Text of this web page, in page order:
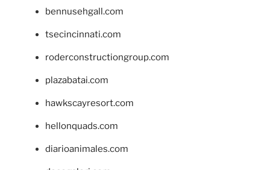
bennusehgall.com
tsecincinnati.com
roderconstructiongroup.com
plazabatai.com
hawkscayresort.com
hellonquads.com
diarioanimales.com